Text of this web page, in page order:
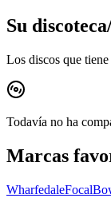
Su discoteca
Los discos que tiene
Todavía no ha
Marcas
WharfedaleFocal